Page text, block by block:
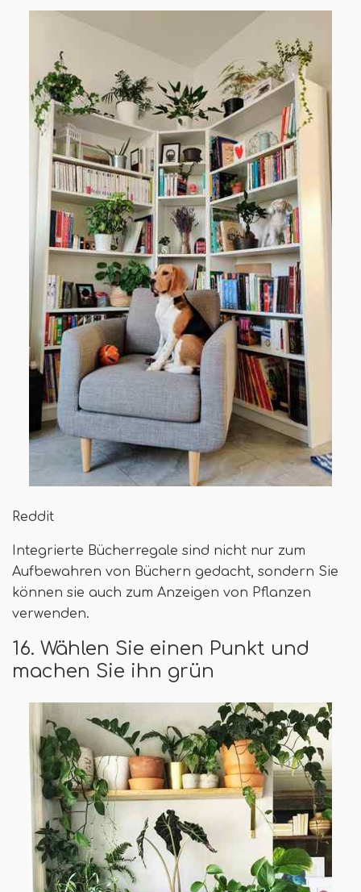
Reddit
Integrierte Bücherregale sind nicht nur zum
Aufbewahren von Büchern gedacht, sondern Sie
können sie auch zum Anzeigen von Pflanzen
verwenden.
16. Wählen Sie einen Punkt und
machen Sie ihn grün